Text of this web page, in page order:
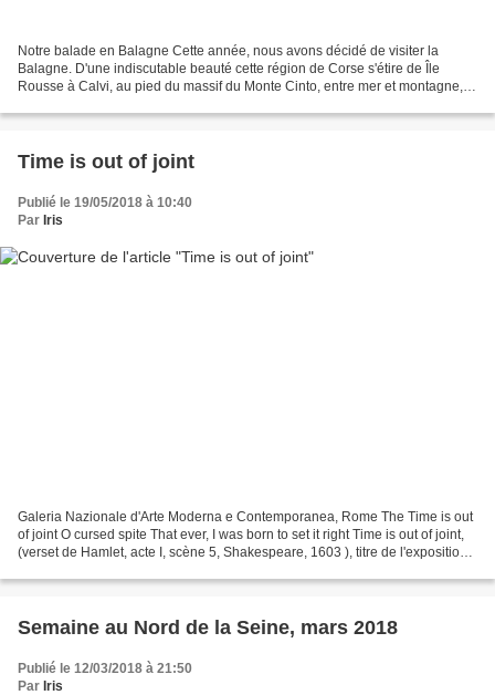
Notre balade en Balagne Cette année, nous avons décidé de visiter la
Balagne. D'une indiscutable beauté cette région de Corse s'étire de Île
Rousse à Calvi, au pied du massif du Monte Cinto, entre mer et montagne,
Time is out of joint
Publié le 19/05/2018 à 10:40
Par Iris
Galeria Nazionale d'Arte Moderna e Contemporanea, Rome The Time is out
of joint O cursed spite That ever, I was born to set it right Time is out of joint,
(verset de Hamlet, acte I, scène 5, Shakespeare, 1603 ), titre de l'exposition
Semaine au Nord de la Seine, mars 2018
Publié le 12/03/2018 à 21:50
Par Iris